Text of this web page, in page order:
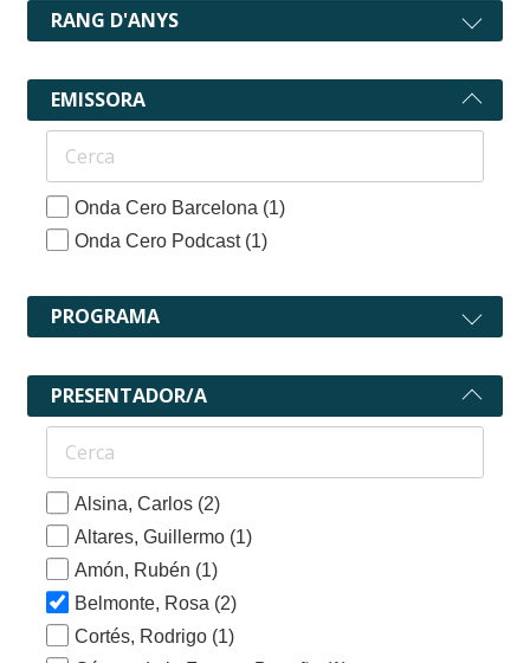
RANG D'ANYS
EMISSORA
Onda Cero Barcelona (1)
Onda Cero Podcast (1)
PROGRAMA
PRESENTADOR/A
Alsina, Carlos (2)
Altares, Guillermo (1)
Amón, Rubén (1)
Belmonte, Rosa (2)
Cortés, Rodrigo (1)